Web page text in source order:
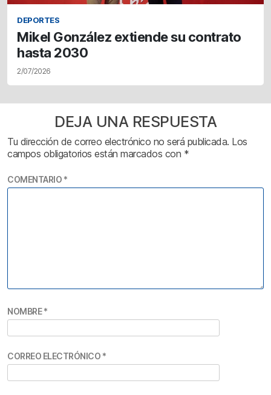
DEPORTES
Mikel González extiende su contrato
hasta 2030
2/07/2026
DEJA UNA RESPUESTA
Tu dirección de correo electrónico no será publicada. Los
campos obligatorios están marcados con *
COMENTARIO *
NOMBRE*
CORREO ELECTRÓNICO *